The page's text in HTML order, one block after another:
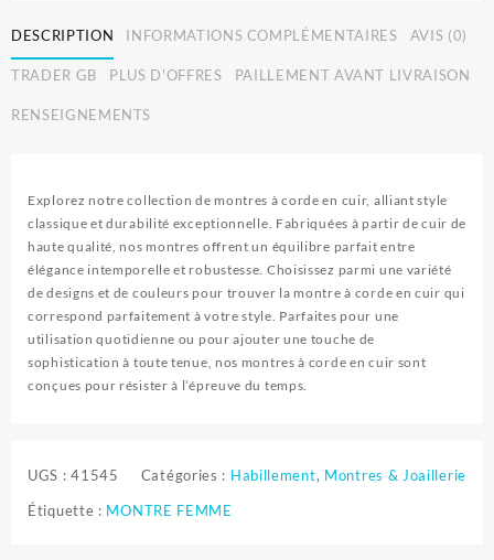
DESCRIPTION INFORMATIONS COMPLÉMENTAIRES AVIS (0)
TRADER GB PLUS D'OFFRES PAILLEMENT AVANT LIVRAISON
RENSEIGNEMENTS
Explorez notre collection de montres à corde en cuir, alliant style
classique et durabilité exceptionnelle. Fabriquées à partir de cuir de
haute qualité, nos montres offrent un équilibre parfait entre
élégance intemporelle et robustesse. Choisissez parmi une variété
de designs et de couleurs pour trouver la montre à corde en cuir qui
correspond parfaitement à votre style. Parfaites pour une
utilisation quotidienne ou pour ajouter une touche de
sophistication à toute tenue, nos montres à corde en cuir sont
conçues pour résister à l’épreuve du temps.
UGS :41545 Catégories : Habillement, Montres & Joaillerie
Étiquette : MONTRE FEMME